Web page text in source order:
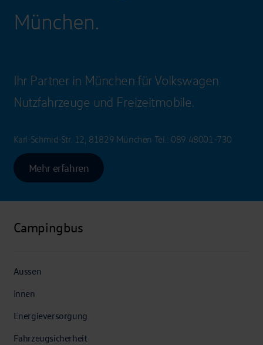
München.
Ihr Partner in München für Volkswagen
Nutzfahrzeuge und Freizeitmobile.
Karl-Schmid-Str. 12, 81829 München Tel.: 089 48001-730
Mehr erfahren
Campingbus
Aussen
Innen
Energieversorgung
Fahrzeugsicherheit